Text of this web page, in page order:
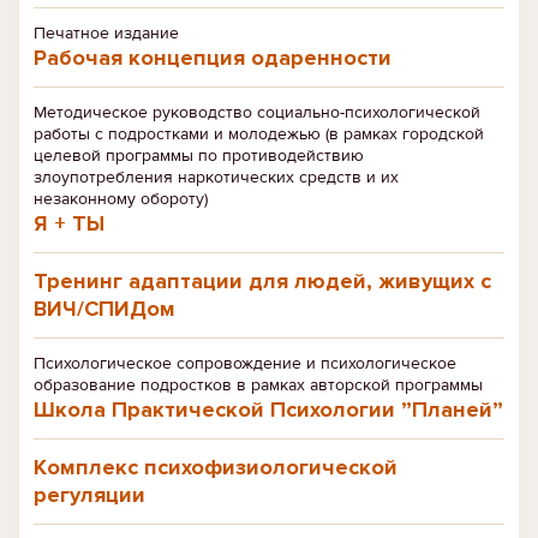
Печатное издание
Рабочая концепция одаренности
Методическое руководство социально-психологической
работы с подростками и молодежью (в рамках городской
целевой программы по противодействию
злоупотребления наркотических средств и их
незаконному обороту)
Я + ТЫ
Тренинг адаптации для людей, живущих с
ВИЧ/СПИДом
Психологическое сопровождение и психологическое
образование подростков в рамках авторской программы
Школа Практической Психологии ”Планей”
Комплекс психофизиологической
регуляции